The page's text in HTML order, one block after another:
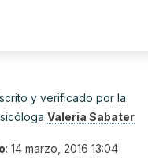
y verificado por la
Valeria Sabater
: 14 marzo, 2016 13:04